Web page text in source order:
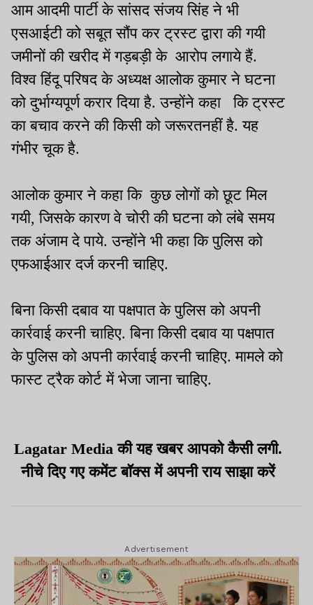
आम आदमी पार्टी के सांसद संजय सिंह ने भी
एसआईटी को सबूत सौंप कर ट्रस्ट द्वारा की गयी
जमीनों की खरीद में गड़बड़ी के आरोप लगाये हैं.
विश्व हिंदू परिषद के अध्यक्ष आलोक कुमार ने घटना
को दुर्भाग्यपूर्ण करार दिया है. उन्होंने कहा कि ट्रस्ट
का बचाव करने की किसी को जरूरतनहीं है. यह
गंभीर चूक है.
आलोक कुमार ने कहा कि कुछ लोगों को छूट मिल
गयी, जिसके कारण वे चोरी की घटना को लंबे समय
तक अंजाम दे पाये. उन्होंने भी कहा कि पुलिस को
एफआईआर दर्ज करनी चाहिए.
बिना किसी दबाव या पक्षपात के पुलिस को अपनी
कार्रवाई करनी चाहिए. बिना किसी दबाव या पक्षपात
के पुलिस को अपनी कार्रवाई करनी चाहिए. मामले को
फास्ट ट्रैक कोर्ट में भेजा जाना चाहिए.
Lagatar Media की यह खबर आपको कैसी लगी.
नीचे दिए गए कमेंट बॉक्स में अपनी राय साझा करें
Advertisement